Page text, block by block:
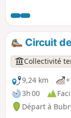
prenez la
heure de
est assez
Circuit
Collectivité
9,24 km
3h 00
Départ à